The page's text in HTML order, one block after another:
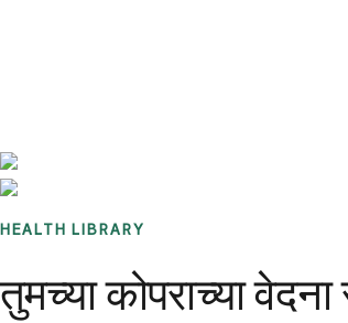
HEALTH LIBRARY
तुमच्या कोपराच्या